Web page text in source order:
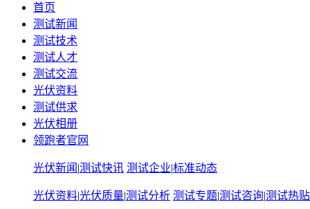
首页
测试新闻
测试技术
测试人才
测试交流
光伏资料
测试供求
光伏相册
领跑者官网
光伏新闻 |测试快讯 测试企业|标准动态
光伏资料|光伏质量|测试分析 测试专题|测试咨询|测试热贴